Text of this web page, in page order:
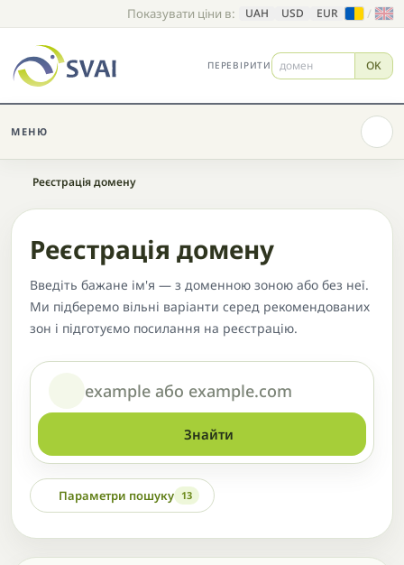
Показувати ціни в: UAH USD EUR /
ПЕРЕВІРИТИ OK
МЕНЮ
Головна
Реєстрація домену
Реєстрація домену
Введіть бажане ім'я — з доменною зоною або без неї.
Ми підберемо вільні варіанти серед рекомендованих
зон і підготуємо посилання на реєстрацію.
Домен або назва
Знайти
Параметри пошуку 13